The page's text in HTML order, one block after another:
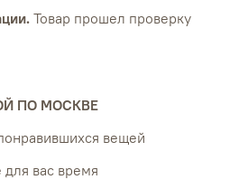
Товар прошел проверку
ПО МОСКВЕ
вещей
вас время